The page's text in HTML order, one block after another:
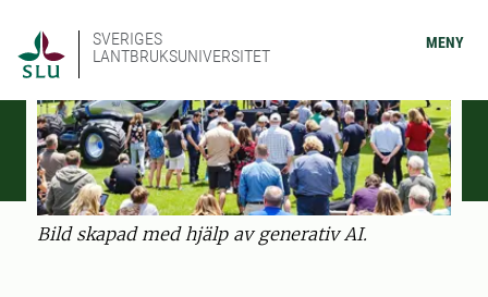
SVERIGES
LANTBRUKSUNIVERSITET
MENY
Bild skapad med hjälp av generativ AI.